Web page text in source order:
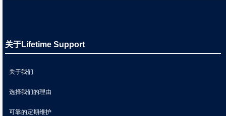
关于Lifetime Support
关于我们
选择我们的理由
可靠的定期维护